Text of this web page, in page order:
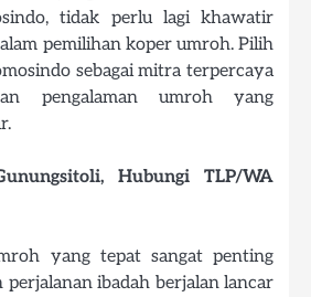
tidak perlu lagi khawatir
pemilihan koper umroh. Pilih
sebagai mitra terpercaya
pengalaman umroh yang
Hubungi TLP/WA
yang tepat sangat penting
ibadah berjalan lancar